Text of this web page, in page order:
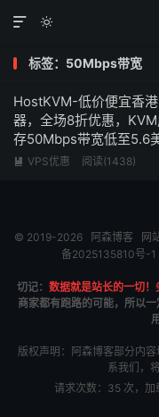


标签：50Mbps带宽
HostKVM-低价便宜香
器，全场8折优惠，
存50Mbps带宽低至5.6
 VPS优惠 阅读(1438)
© 2019-2026 阿森博客 网
备2025135810号-1
切记： 数据就是站长的一切！
商家都有跑路的可能，所以
版权声明：阿森博客部分内
系我们，
请求次数：35 次，